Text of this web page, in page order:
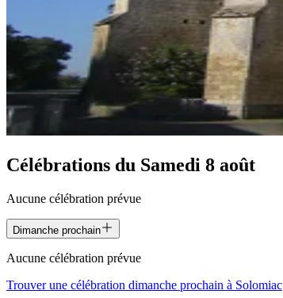
Célébrations du Samedi 8 août
Aucune célébration prévue
Dimanche prochain
Aucune célébration prévue
Trouver une célébration dimanche prochain à Solomiac